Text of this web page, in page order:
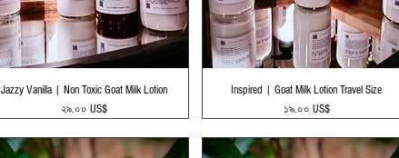
Quick View
Jazzy Vanilla | Non Toxic Goat Milk Lotion
Price
২৯.০০ US$
Quick View
Inspired | Goat Milk Lotion Travel Size
Price
১৯.০০ US$